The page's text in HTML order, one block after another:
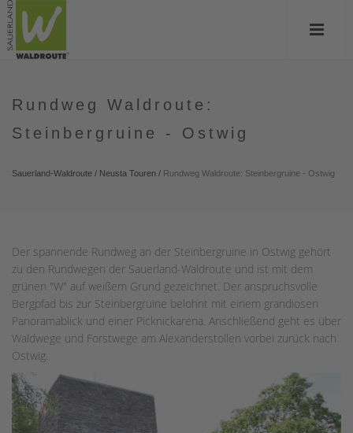
Rundweg Waldroute:
Steinbergruine - Ostwig
Sauerland-Waldroute / Neusta Touren / Rundweg Waldroute: Steinbergruine - Ostwig
Der spannende Rundweg an der Steinbergruine in Ostwig gehört
zu den Rundwegen der Sauerland-Waldroute und ist mit dem
grünen "W" auf weißem Grund gezeichnet. Der anspruchsvolle
Bergpfad bis zur Steinbergruine belohnt mit einem grandiosen
Panoramablick und einer Picknickarena. Anschließend geht es über
Waldwege und Forstwege am Alexanderstollen vorbei zurück nach
Ostwig.